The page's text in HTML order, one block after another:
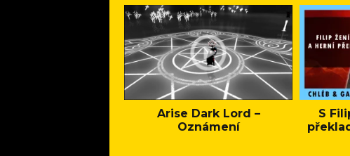
Arise Dark Lord –
Oznámení
S